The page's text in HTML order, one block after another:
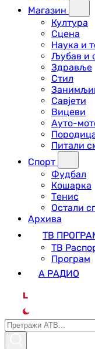
Магазин
Култура
Сцена
Наука и
Љубав и
Здравље
Стил
Савјети
Вицеви
Ауто-
Питали
Спорт
Фудбал
Кошарка
Тенис
Остали
Архива
ТВ
ТВ
Програм
А РАДИО
L